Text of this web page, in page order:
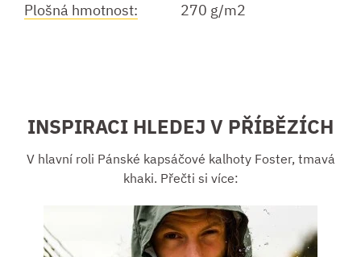
Plošná hmotnost:
270 g/m2
INSPIRACI HLEDEJ V PŘÍBĚZÍCH
V hlavní roli Pánské kapsáčové kalhoty Foster, tmavá
khaki. Přečti si více: